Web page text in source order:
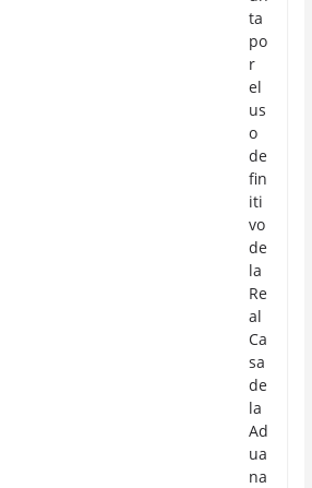
ta
po
r
el
us
o
de
fin
iti
vo
de
la
Re
al
Ca
sa
de
la
Ad
ua
na